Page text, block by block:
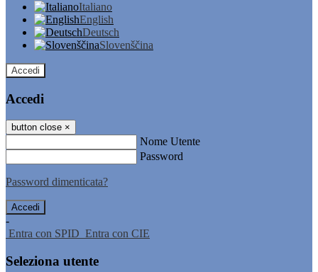
Italiano
English
Deutsch
Slovenščina
Accedi
Accedi
button close ×
Nome Utente
Password
Password dimenticata?
-
Entra con SPID Entra con CIE
Seleziona utente